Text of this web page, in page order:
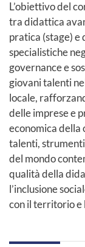
L’obiettivo del
tra didattica
pratica (stage) e
specialistiche
governance e
giovani talenti
locale,
delle imprese e
economica della
talenti,
del mondo
qualità della
l’inclusione
con il territorio e